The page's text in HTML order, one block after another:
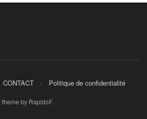
CONTACT Politique de confidentialité
by RapidoF.